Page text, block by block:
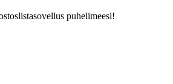
puhelimeesi!